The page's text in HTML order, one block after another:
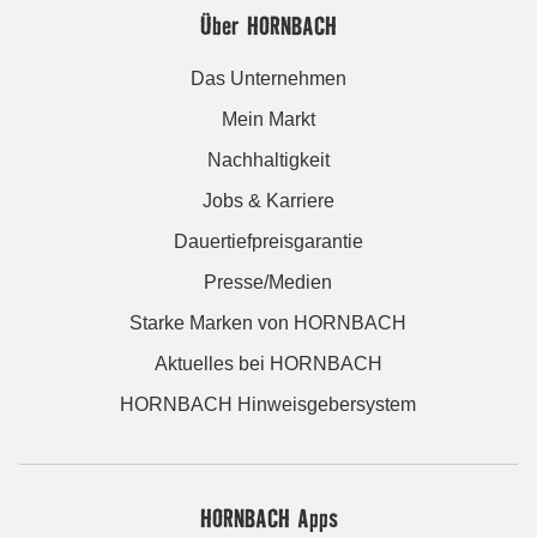
Über HORNBACH
Das Unternehmen
Mein Markt
Nachhaltigkeit
Jobs & Karriere
Dauertiefpreisgarantie
Presse/Medien
Starke Marken von HORNBACH
Aktuelles bei HORNBACH
HORNBACH Hinweisgebersystem
HORNBACH Apps